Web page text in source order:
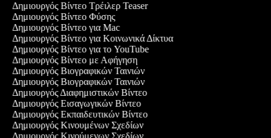
Δημιουργός Βίντεο Τρέιλερ Teaser
Δημιουργός Βίντεο Φύσης
Δημιουργός Βίντεο για Mac
Δημιουργός Βίντεο για Κοινωνικά Δίκτυα
Δημιουργός Βίντεο για το YouTube
Δημιουργός Βίντεο με Αφήγηση
Δημιουργός Βιογραφικών Ταινιών
Δημιουργός Βιογραφικών Ταινιών
Δημιουργός Διαφημιστικών Βίντεο
Δημιουργός Εισαγωγικών Βίντεο
Δημιουργός Εκπαιδευτικών Βίντεο
Δημιουργός Κινουμένων Σχεδίων